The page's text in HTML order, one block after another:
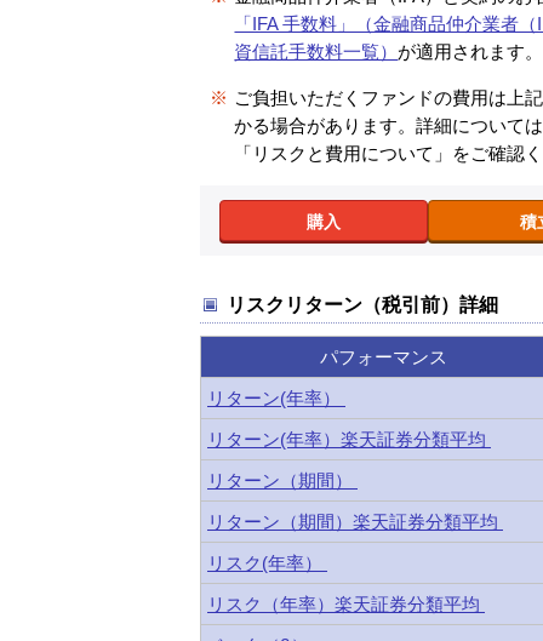
「IFA 手数料」（金融商品仲介業者
資信託手数料一覧） が適用されます。
※ ご負担いただくファンドの費用は上
かる場合があります。詳細について
「リスクと費用について」をご確認
購入 積
リスクリターン（税引前）詳細
パフォーマンス
リターン(年率）
リターン(年率）楽天証券分類平均
リターン（期間）
リターン（期間）楽天証券分類平均
リスク(年率）
リスク（年率）楽天証券分類平均